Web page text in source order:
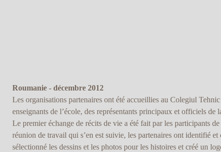
Roumanie - décembre 2012
Les organisations partenaires ont été accueillies au Colegiul
enseignants de l’école, des représentants principaux et officiels de
Le premier échange de récits de vie a été fait par les participants
réunion de travail qui s’en est suivie, les partenaires ont identifié
sélectionné les dessins et les photos pour les histoires et créé un